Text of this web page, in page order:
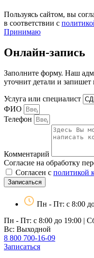
Пользуясь сайтом, вы
в соответствии с
Принимаю
Онлайн-запись
Заполните форму. Наш
уточнит детали и
Услуга или специалист
ФИО
Телефон
Комментарий
Согласие на обработку
Согласен с политикой
Записаться
Пн - Пт: с 8:00
Пн - Пт: с 8:00 до 19:00 |
Вс: Выходной
8 800 700-16-09
Записаться